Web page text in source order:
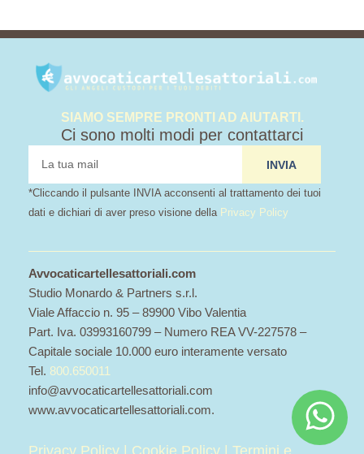
SIAMO SEMPRE PRONTI AD AIUTARTI.
Ci sono molti modi per contattarci
INVIA
*Cliccando il pulsante INVIA acconsenti al trattamento dei tuoi
dati e dichiari di aver preso visione della Privacy Policy
Avvocaticartellesattoriali.com
Studio Monardo & Partners s.r.l.
Viale Affaccio n. 95 – 89900 Vibo Valentia
Part. Iva. 03993160799 – Numero REA VV-227578 –
Capitale sociale 10.000 euro interamente versato
Tel. 800.650011
info@avvocaticartellesattoriali.com
www.avvocaticartellesattoriali.com.
Privacy Policy | Cookie Policy | Termini e